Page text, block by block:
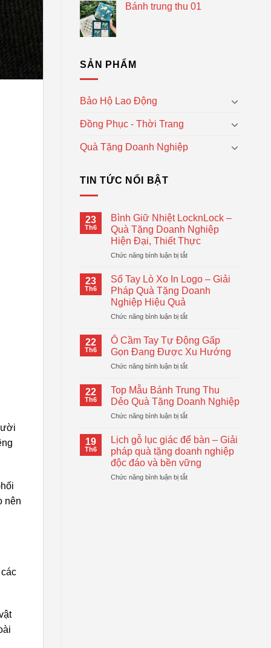
nên
Bánh trung thu 01
SẢN PHẨM
Bảo Hộ Lao Động
Đồng Phục - Thời Trang
Quà Tặng Doanh Nghiệp
TIN TỨC NỔI BẬT
23
Th6
Bình Giữ Nhiệt LocknLock –
Quà Tặng Doanh Nghiệp
Hiện Đại, Thiết Thực
Chức năng bình luận bị tắtở
Nhiệt
LocknLock
Quà
Doanh
Nghiệp
Hiện
Đại,
Thực
23
Th6
Sổ Tay Lò Xo In Logo – Giải
Pháp Quà Tặng Doanh
Nghiệp Hiệu Quả
Chức năng bình luận bị tắtở
Tay
Lò
Xo
In
–
Giải
Quà
Doanh
Nghiệp
Hiệu
Quả
22
Th6
Ô Cầm Tay Tự Động Gấp
Gọn Đang Được Xu Hướng
Chức năng bình luận bị tắtở
Tay
Tự
Động
Gọn
Đang
Được
Xu
Hướng
22
Th6
Top Mẫu Bánh Trung Thu
Dẻo Quà Tặng Doanh Nghiệp
Chức năng bình luận bị tắtở
Mẫu
Bánh
Trung
Thu
Dẻo
19
Th6
Lịch gỗ lục giác để bàn – Giải
pháp quà tặng doanh nghiệp
độc đáo và bền vững
Chức năng bình luận bị tắtở